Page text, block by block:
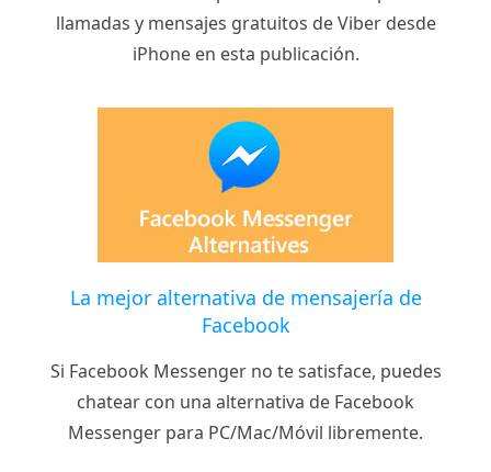
llamadas y mensajes gratuitos de Viber desde
iPhone en esta publicación.
La mejor alternativa de mensajería de
Facebook
Si Facebook Messenger no te satisface, puedes
chatear con una alternativa de Facebook
Messenger para PC/Mac/Móvil libremente.